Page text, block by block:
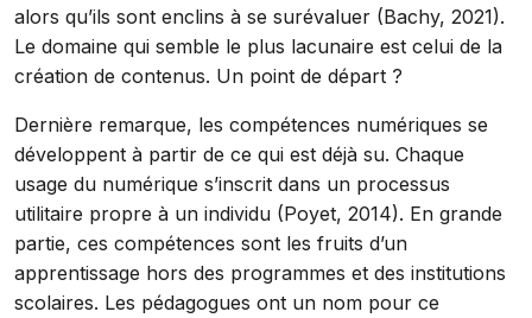
alors qu’ils sont enclins à se surévaluer (Bachy, 2021).
Le domaine qui semble le plus lacunaire est celui de la
création de contenus. Un point de départ ?
Dernière remarque, les compétences numériques se
développent à partir de ce qui est déjà su. Chaque
usage du numérique s’inscrit dans un processus
utilitaire propre à un individu (Poyet, 2014). En grande
partie, ces compétences sont les fruits d’un
apprentissage hors des programmes et des institutions
scolaires. Les pédagogues ont un nom pour ce